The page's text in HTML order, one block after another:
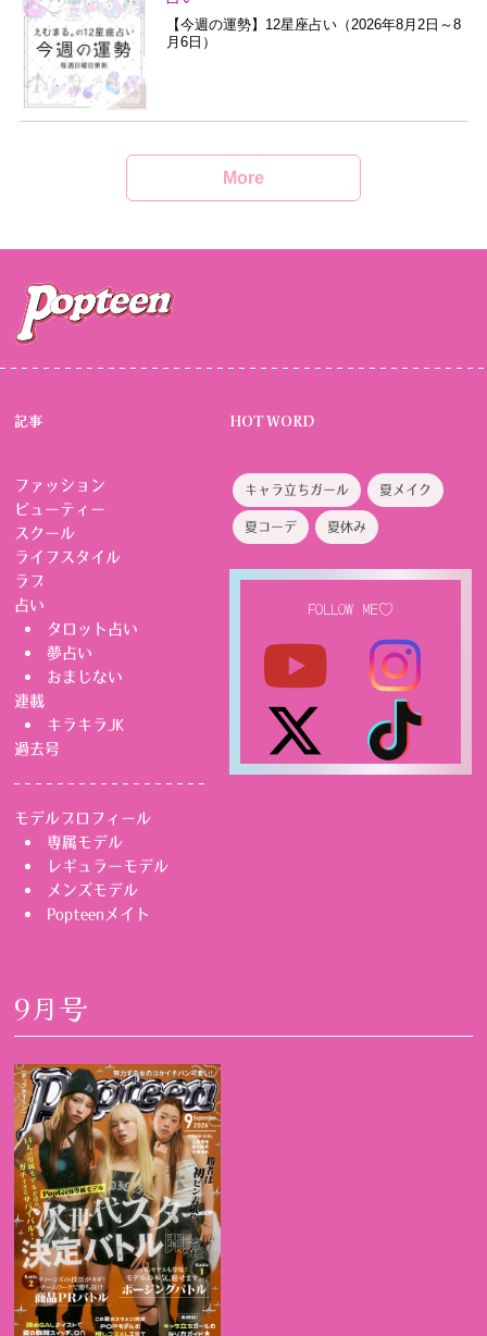
【今週の運勢】12星座占い（2026年8月2日～8
月6日）
More
記事
ファッション
ビューティー
スクール
ライフスタイル
ラブ
占い
タロット占い
夢占い
おまじない
連載
キラキラJK
過去号
モデルプロフィール
専属モデル
レギュラーモデル
メンズモデル
Popteenメイト
HOT WORD
キャラ立ちガール 夏メイク
夏コーデ 夏休み
FOLLOW ME♡
9月号